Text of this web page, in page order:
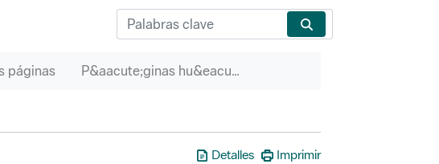
páginas P&aacute;ginas hu&eacute;rfanas
Detalles Imprimir